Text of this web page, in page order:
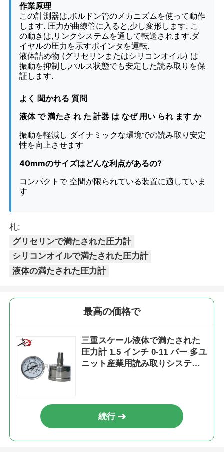
ユーティリティ圧力計
暗闇で光る圧力計
圧力計の種類
作業原理
この計測器は,ボルドン管のメカニズムを使って動作
します. 圧力が曲線管に入ると,少し変形します. こ
の動きは,リンクシステムを通して転送されます.ダ
イヤルの圧力を示すポインタを運転.
液体詰め物 (グリセリンまたはシリコンオイル) は
振動を抑制し,パルス状態でも安定した読み取りを保
証します.
よく 聞かれる 質問
液体 で 満たさ れ た 計器 は なぜ 用い られ ます か
振動を軽減し ダイナミックな環境での読み取り安定
性を向上させます
40mmのサイズはどんな利点があるの?
コンパクトで 空間が限られている装置に適していま
す
札:
グリセリンで満たされた圧力計
シリコンオイルで満たされた圧力計
液体の満たされた圧力計
最高の価格で
三重スケール液体で満たされた
圧力計 1.5 インチ 0-11 バー 多ユ
ニット産業用読み取りシステム
続行